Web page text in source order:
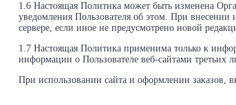
1.6 Настоящая Политика может быть изменена
уведомления Пользователя об этом. При внесении
сервере, если иное не предусмотрено новой
1.7 Настоящая Политика применима только к
информации о Пользователе веб-сайтами третьих
При использовании сайта и оформлении заказов,